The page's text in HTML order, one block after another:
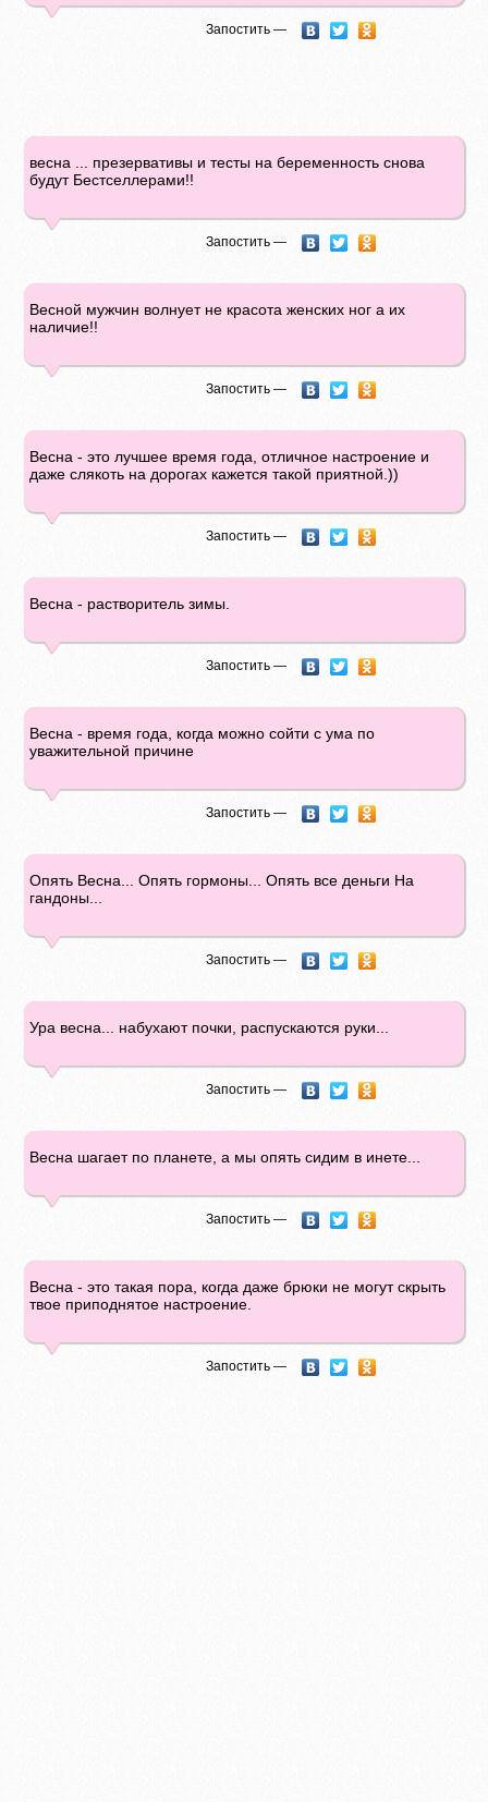
Запостить —
весна ... презервативы и тесты на беременность снова
будут Бестселлерами!!
Запостить —
Весной мужчин волнует не красота женских ног а их
наличие!!
Запостить —
Весна - это лучшее время года, отличное настроение и
даже слякоть на дорогах кажется такой приятной.))
Запостить —
Весна - растворитель зимы.
Запостить —
Весна - время года, когда можно сойти с ума по
уважительной причине
Запостить —
Опять Весна... Опять гормоны... Опять все деньги На
гандоны...
Запостить —
Ура весна... набухают почки, распускаются руки...
Запостить —
Весна шагает по планете, а мы опять сидим в инете...
Запостить —
Весна - это такая пора, когда даже брюки не могут скрыть
твое приподнятое настроение.
Запостить —